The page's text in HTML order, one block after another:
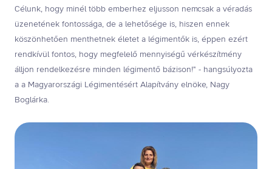
Célunk, hogy minél több emberhez eljusson nemcsak a véradás
üzenetének fontossága, de a lehetősége is, hiszen ennek
köszönhetően menthetnek életet a légimentők is, éppen ezért
rendkívül fontos, hogy megfelelő mennyiségű vérkészítmény
álljon rendelkezésre minden légimentő bázison!" - hangsúlyozta
a a Magyarországi Légimentésért Alapítvány elnöke, Nagy
Boglárka.